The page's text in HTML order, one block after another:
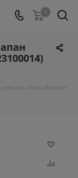
0
для газ. котла Клапан